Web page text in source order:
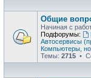
Общие
Начиная с
Подфорумы:
Автосервисы
Компьютеры,
Темы: 2715 •